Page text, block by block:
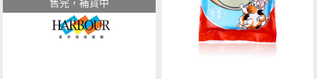
售完，補貨中